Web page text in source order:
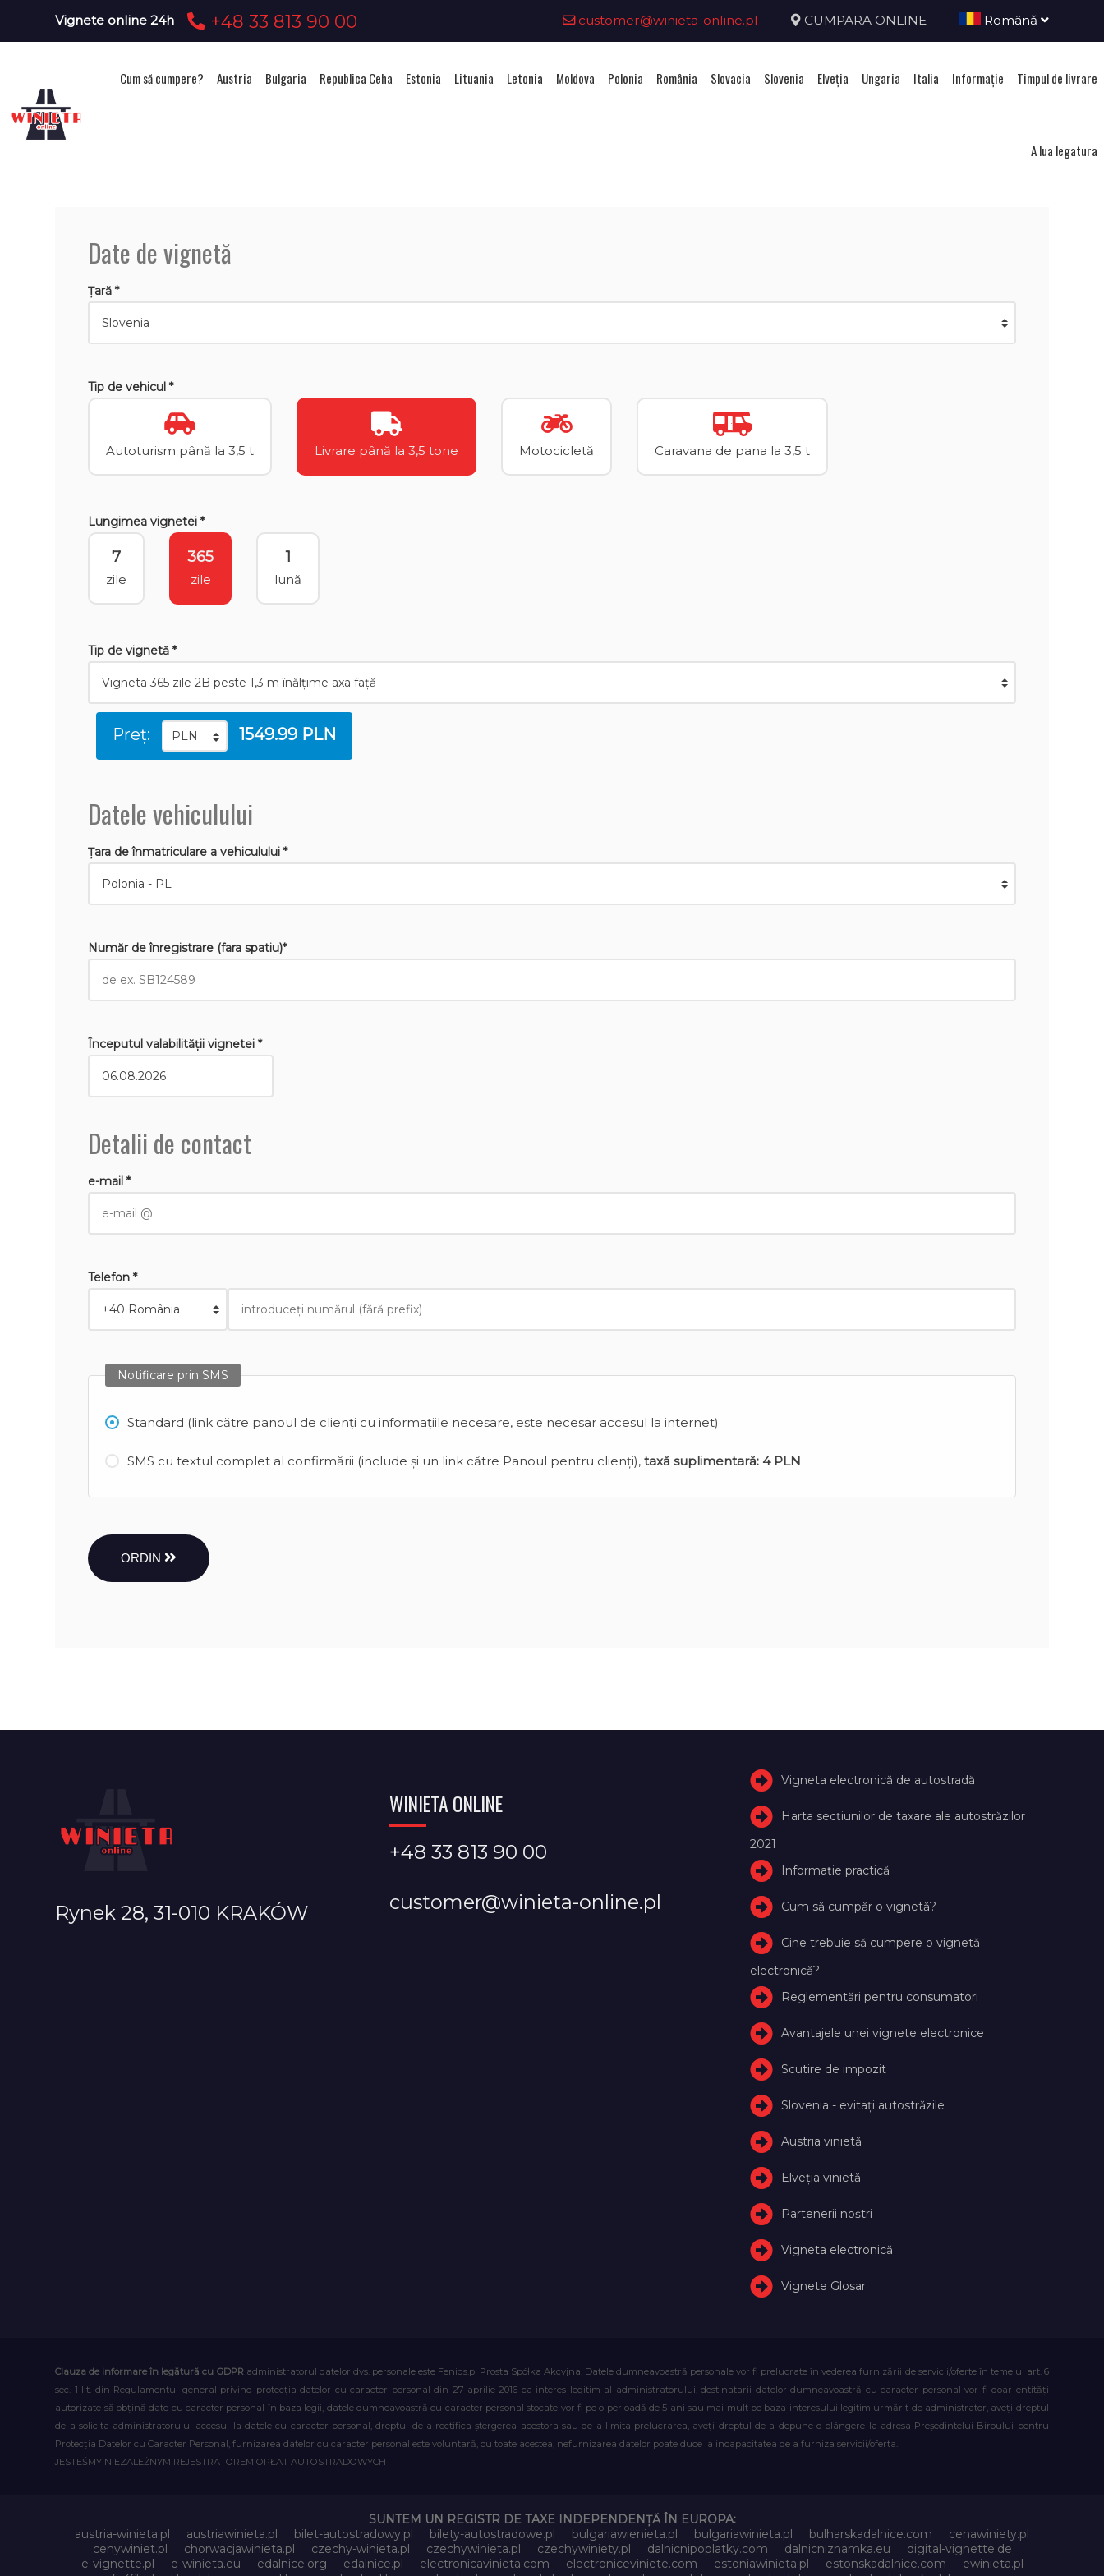
Vignete online 24h +48 33 813 90 00 customer@winieta-online.pl CUMPARA ONLINE Română
Cum să cumpere? Austria Bulgaria Republica Ceha Estonia Lituania Letonia Moldova Polonia România Slovacia Slovenia Elveţia Ungaria Italia Informație Timpul de livrare
A lua legatura
Date de vignetă
Țară *
Tip de vehicul *
Autoturism până la 3,5 t Livrare până la 3,5 tone Motocicletă Caravana de pana la 3,5 t
Lungimea vignetei *
7
zile
365
zile
1
lună
Tip de vignetă *
Preț: 1549.99 PLN
Datele vehiculului
Țara de înmatriculare a vehiculului *
Număr de înregistrare (fara spatiu)*
Începutul valabilităţii vignetei *
Detalii de contact
e-mail *
Telefon *
Notificare prin SMS
Standard (link către panoul de clienți cu informațiile necesare, este necesar accesul la internet)
SMS cu textul complet al confirmării (include și un link către Panoul pentru clienți),taxă suplimentară: 4 PLN
ORDIN
Rynek 28, 31-010 KRAKÓW
WINIETA ONLINE
+48 33 813 90 00
customer@winieta-online.pl
Vigneta electronică de autostradă
Harta secțiunilor de taxare ale autostrăzilor
2021
Informație practică
Cum să cumpăr o vignetă?
Cine trebuie să cumpere o vignetă
electronică?
Reglementări pentru consumatori
Avantajele unei vignete electronice
Scutire de impozit
Slovenia - evitați autostrăzile
Austria vinietă
Elveţia vinietă
Partenerii noștri
Vigneta electronică
Vignete Glosar
Clauza de informare în legătură cu GDPR administratorul datelor dvs. personale este Feniqs.pl Prosta Spółka Akcyjna. Datele dumneavoastră personale vor fi prelucrate în vederea furnizării de servicii/oferte în temeiul art. 6
sec. 1 lit. din Regulamentul general privind protecția datelor cu caracter personal din 27 aprilie 2016 ca interes legitim al administratorului, destinatarii datelor dumneavoastră cu caracter personal vor fi doar entități
autorizate să obțină date cu caracter personal în baza legii, datele dumneavoastră cu caracter personal stocate vor fi pe o perioadă de 5 ani sau mai mult pe baza interesului legitim urmărit de administrator, aveți dreptul
de a solicita administratorului accesul la datele cu caracter personal, dreptul de a rectifica ștergerea acestora sau de a limita prelucrarea, aveți dreptul de a depune o plângere la adresa Președintelui Biroului pentru
Protecția Datelor cu Caracter Personal, furnizarea datelor cu caracter personal este voluntară, cu toate acestea, nefurnizarea datelor poate duce la incapacitatea de a furniza servicii/oferta.
JESTEŚMY NIEZALEŻNYM REJESTRATOREM OPŁAT AUTOSTRADOWYCH
SUNTEM UN REGISTR DE TAXE INDEPENDENȚĂ ÎN EUROPA:
austria-winieta.pl
austriawinieta.pl bilet-autostradowy.pl bilety-autostradowe.pl bulgariawienieta.pl bulgariawinieta.pl bulharskadalnice.com
cenawiniety.pl
cenywiniet.pl
chorwacjawinieta.pl czechy-winieta.pl czechywinieta.pl czechywiniety.pl dalnicnipoplatky.com dalnicniznamka.eu
digital-vignette.de
e-vignette.pl
e-winieta.eu edalnice.org edalnice.pl electronicavinieta.com electroniceviniete.com estoniawinieta.pl estonskadalnice.com
ewinieta.pl